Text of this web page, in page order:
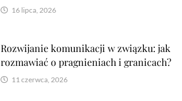
16 lipca, 2026
Rozwijanie komunikacji w związku: jak
rozmawiać o pragnieniach i granicach?
11 czerwca, 2026